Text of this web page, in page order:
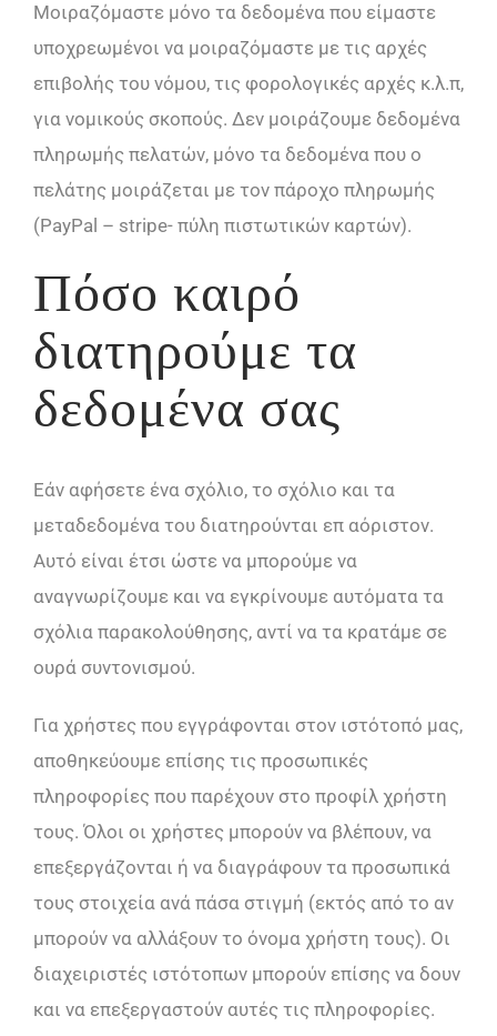
Μοιραζόμαστε μόνο τα δεδομένα που είμαστε
υποχρεωμένοι να μοιραζόμαστε με τις αρχές
επιβολής του νόμου, τις φορολογικές αρχές κ.λ.π,
για νομικούς σκοπούς. Δεν μοιράζουμε δεδομένα
πληρωμής πελατών, μόνο τα δεδομένα που ο
πελάτης μοιράζεται με τον πάροχο πληρωμής
(PayPal – stripe- πύλη πιστωτικών καρτών).
Πόσο καιρό
διατηρούμε τα
δεδομένα σας
Εάν αφήσετε ένα σχόλιο, το σχόλιο και τα
μεταδεδομένα του διατηρούνται επ αόριστον.
Αυτό είναι έτσι ώστε να μπορούμε να
αναγνωρίζουμε και να εγκρίνουμε αυτόματα τα
σχόλια παρακολούθησης, αντί να τα κρατάμε σε
ουρά συντονισμού.
Για χρήστες που εγγράφονται στον ιστότοπό μας,
αποθηκεύουμε επίσης τις προσωπικές
πληροφορίες που παρέχουν στο προφίλ χρήστη
τους. Όλοι οι χρήστες μπορούν να βλέπουν, να
επεξεργάζονται ή να διαγράφουν τα προσωπικά
τους στοιχεία ανά πάσα στιγμή (εκτός από το αν
μπορούν να αλλάξουν το όνομα χρήστη τους). Οι
διαχειριστές ιστότοπων μπορούν επίσης να δουν
και να επεξεργαστούν αυτές τις πληροφορίες.